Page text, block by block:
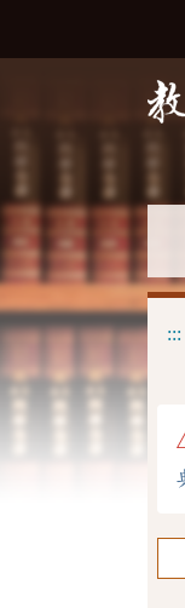
:::